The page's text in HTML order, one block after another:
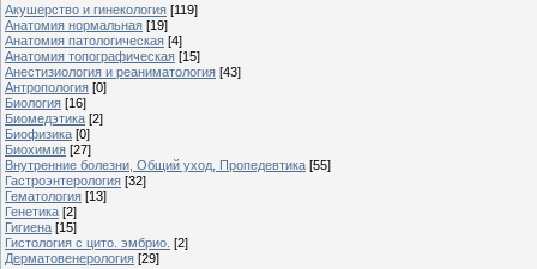
Акушерство и гинекология [119]
Анатомия нормальная [19]
Анатомия патологическая [4]
Анатомия топографическая [15]
Анестизиология и реаниматология [43]
Антропология [0]
Биология [16]
Биомедэтика [2]
Биофизика [0]
Биохимия [27]
Внутренние болезни, Общий уход, Пропедевтика [55]
Гастроэнтерология [32]
Гематология [13]
Генетика [2]
Гигиена [15]
Гистология с цито. эмбрио. [2]
Дерматовенерология [29]